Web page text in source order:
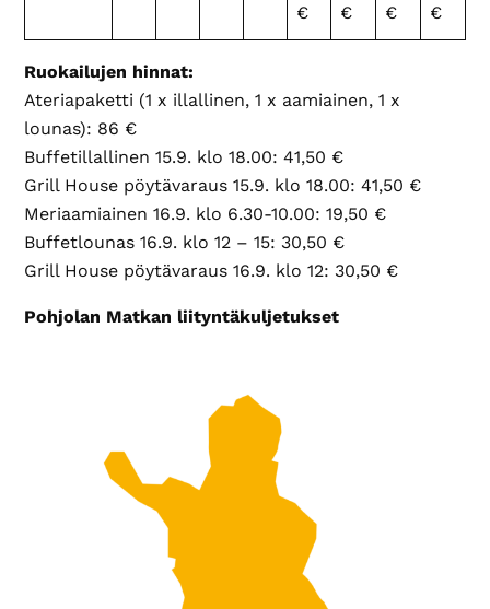
€
€
€
€
Ruokailujen hinnat:
Ateriapaketti (1 x illallinen, 1 x aamiainen, 1 x
lounas): 86 €
Buffetillallinen 15.9. klo 18.00: 41,50 €
Grill House pöytävaraus 15.9. klo 18.00: 41,50 €
Meriaamiainen 16.9. klo 6.30-10.00: 19,50 €
Buffetlounas 16.9. klo 12 – 15: 30,50 €
Grill House pöytävaraus 16.9. klo 12: 30,50 €
Pohjolan Matkan liityntäkuljetukset